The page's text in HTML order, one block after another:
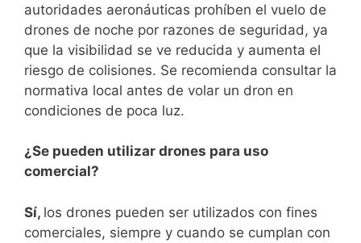
autoridades aeronáuticas prohíben el vuelo ‌de
drones de noche por razones de seguridad, ya
que‍ la visibilidad se ve reducida‍ y aumenta el
riesgo de colisiones. Se recomienda consultar la
normativa local antes de ‍volar un dron en
condiciones de poca⁢ luz.
¿Se pueden utilizar‌ drones ⁢para uso
comercial?
Sí, los drones pueden ser utilizados con fines
comerciales,⁤ siempre y cuando se cumplan con